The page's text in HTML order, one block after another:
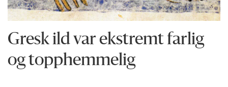
Gresk ild var ekstremt farlig
og topphemmelig